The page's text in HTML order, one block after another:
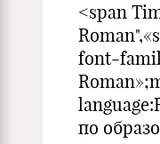
<span
font-
по